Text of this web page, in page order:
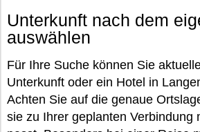
Unterkunft nach dem
auswählen
Für Ihre Suche können Sie
Unterkunft oder ein Hotel in
Achten Sie auf die genaue
sie zu Ihrer geplanten Verbindung